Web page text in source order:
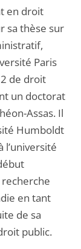
en droit
sa thèse sur
Paris
2 de droit
un doctorat
Assas. Il
Humboldt
l’université
en tant
de sa
public.